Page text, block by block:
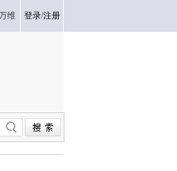
维 登录/注册